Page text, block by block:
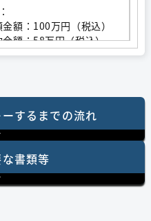
額：100万円（税込）
額：58万円（税込）
額：35万円（税込）
するまでの流れ
書類等